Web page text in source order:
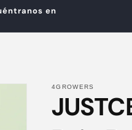
en
4GROWERS